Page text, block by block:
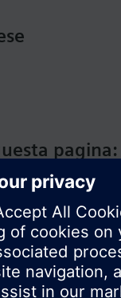
pagina: